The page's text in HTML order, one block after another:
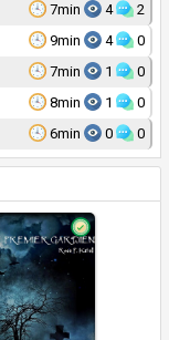
7min
4 2
9min
4 0
7min
1 0
8min
1 0
6min
0 0